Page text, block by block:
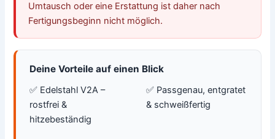
Umtausch oder eine Erstattung ist daher nach
Fertigungsbeginn nicht möglich.
Deine Vorteile auf einen Blick
✅ Edelstahl V2A –
rostfrei &
hitzebeständig
✅ Passgenau, entgratet
& schweißfertig